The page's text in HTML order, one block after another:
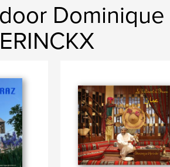
Dominique